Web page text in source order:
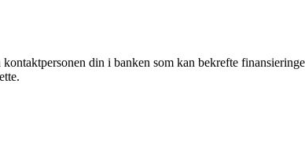
din i banken som kan bekrefte